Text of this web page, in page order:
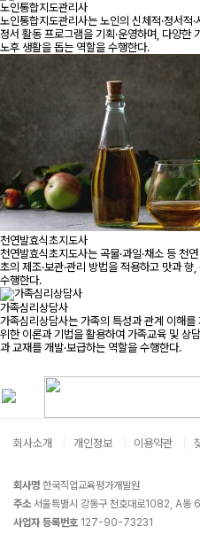
노인통합지도관리사
노인통합지도관리사는 노인의 신체적·정서적
정서 활동 프로그램을 기획·운영하며, 다양한
노후 생활을 돕는 역할을 수행한다.
천연발효식초지도사
천연발효식초지도사는 곡물·과일·채소 등 천
초의 제조·보관·관리 방법을 적용하고 맛과
수행한다.
가족심리상담사
가족심리상담사는 가족의 특성과 관계 이해
위한 이론과 기법을 활용하여 가족교육 및 상
과 교재를 개발·보급하는 역할을 수행한다.
회사소개 개인정보 이용약관
회사명 한국직업교육평가개발원
주소 서울특별시 강동구 천호대로1082, A동
사업자 등록번호 127-90-73231